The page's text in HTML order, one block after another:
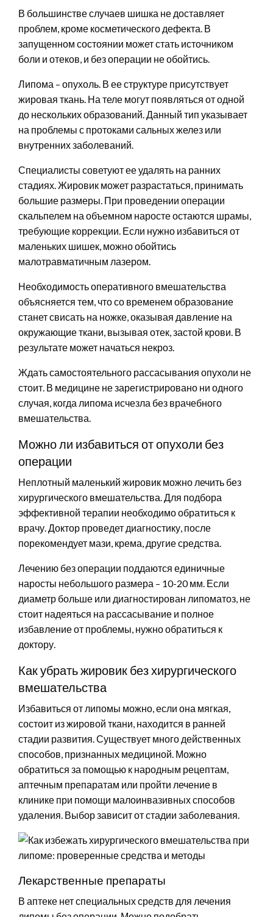
В большинстве случаев шишка не доставляет
проблем, кроме косметического дефекта. В
запущенном состоянии может стать источником
боли и отеков, и без операции не обойтись.
Липома – опухоль. В ее структуре присутствует
жировая ткань. На теле могут появляться от одной
до нескольких образований. Данный тип указывает
на проблемы с протоками сальных желез или
внутренних заболеваний.
Специалисты советуют ее удалять на ранних
стадиях. Жировик может разрастаться, принимать
большие размеры. При проведении операции
скальпелем на объемном наросте остаются шрамы,
требующие коррекции. Если нужно избавиться от
маленьких шишек, можно обойтись
малотравматичным лазером.
Необходимость оперативного вмешательства
объясняется тем, что со временем образование
станет свисать на ножке, оказывая давление на
окружающие ткани, вызывая отек, застой крови. В
результате может начаться некроз.
Ждать самостоятельного рассасывания опухоли не
стоит. В медицине не зарегистрировано ни одного
случая, когда липома исчезла без врачебного
вмешательства.
Можно ли избавиться от опухоли без
операции
Неплотный маленький жировик можно лечить без
хирургического вмешательства. Для подбора
эффективной терапии необходимо обратиться к
врачу. Доктор проведет диагностику, после
порекомендует мази, крема, другие средства.
Лечению без операции поддаются единичные
наросты небольшого размера – 10-20 мм. Если
диаметр больше или диагностирован липоматоз, не
стоит надеяться на рассасывание и полное
избавление от проблемы, нужно обратиться к
доктору.
Как убрать жировик без хирургического
вмешательства
Избавиться от липомы можно, если она мягкая,
состоит из жировой ткани, находится в ранней
стадии развития. Существует много действенных
способов, признанных медициной. Можно
обратиться за помощью к народным рецептам,
аптечным препаратам или пройти лечение в
клинике при помощи малоинвазивных способов
удаления. Выбор зависит от стадии заболевания.
Лекарственные препараты
В аптеке нет специальных средств для лечения